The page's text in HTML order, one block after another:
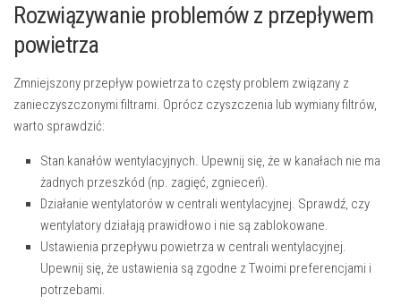
Rozwiązywanie problemów z przepływem
powietrza
Zmniejszony przepływ powietrza to częsty problem związany z
zanieczyszczonymi filtrami. Oprócz czyszczenia lub wymiany filtrów,
warto sprawdzić:
Stan kanałów wentylacyjnych. Upewnij się, że w kanałach nie ma
żadnych przeszkód (np. zagięć, zgnieceń).
Działanie wentylatorów w centrali wentylacyjnej. Sprawdź, czy
wentylatory działają prawidłowo i nie są zablokowane.
Ustawienia przepływu powietrza w centrali wentylacyjnej.
Upewnij się, że ustawienia są zgodne z Twoimi preferencjami i
potrzebami.